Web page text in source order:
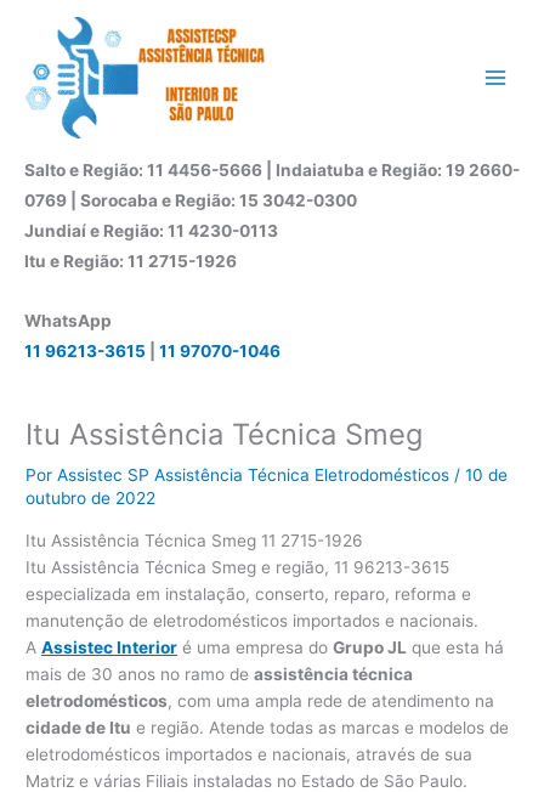
conteúdo
Salto e Região: 11 4456-5666 | Indaiatuba e Região: 19 2660-
0769 | Sorocaba e Região: 15 3042-0300
Jundiaí e Região: 11 4230-0113
Itu e Região: 11 2715-1926
WhatsApp
11 96213-3615
11 97070-1046
Itu Assistência Técnica Smeg
PorAssistec SP Assistência Técnica Eletrodomésticos/10 de
outubro de 2022
Itu Assistência Técnica Smeg 11 2715-1926
Itu Assistência Técnica Smeg e região, 11 96213-3615
especializada em instalação, conserto, reparo, reforma e
manutenção de eletrodomésticos importados e nacionais.
AAssistec Interior é uma empresa doGrupo JL que esta há
mais de 30 anos no ramo deassistência técnica
eletrodomésticos, com uma ampla rede de atendimento na
cidade de Itu e região. Atende todas as marcas e modelos de
eletrodomésticos importados e nacionais, através de sua
Matriz e várias Filiais instaladas no Estado de São Paulo.